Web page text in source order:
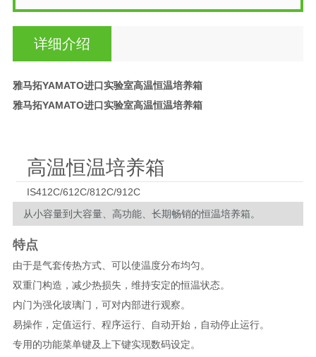
详细介绍
雅马拓YAMATO进口实验室高温恒温培养箱
雅马拓YAMATO进口实验室高温恒温培养箱
高温恒温培养箱
IS412C/612C/812C/912C
从小容量到大容量、高功能、长期畅销的恒温培养箱。
特点
由于是气套传热方式、可以使温度分布均匀。
双重门构造，减少热损失，维持安定的恒温状态。
内门为强化玻璃门，可对内部进行观察。
易操作，定值运行、程序运行、自动开始，自动停止运行。
专用的功能菜单键及上下键实现数码设定。